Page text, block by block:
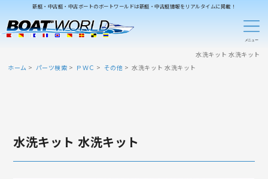
新艇・中古艇・中古ボートのボートワールドは新艇・中古艇情報をリアルタイムに掲載！
水洗キット 水洗キット
ホーム
パーツ検索 ＰＷＣ その他 水洗キット 水洗キット
水洗キット 水洗キット